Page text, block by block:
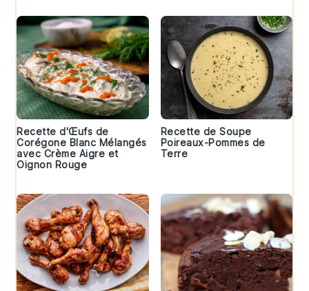
Recette d'Œufs de
Corégone Blanc Mélangés
avec Crème Aigre et
Oignon Rouge
Recette de Soupe
Poireaux-Pommes de
Terre